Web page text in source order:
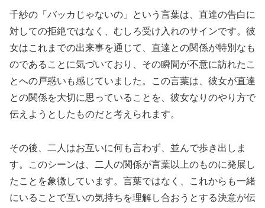
千紗の「バッカじゃないの」という言葉は、直達の告白に
対しての拒絶ではなく、むしろ受け入れのサインです。彼
女はこれまでの出来事を通じて、直達との関係が特別なも
のであることに気づいており、その瞬間が不意に訪れたこ
とへの戸惑いも感じていました。この言葉は、彼女が直達
との関係を大切に思っていることを、彼女なりのやり方で
伝えようとしたものだと考えられます。
その後、二人はお互いに何も言わず、並んで歩き出しま
す。このシーンは、二人の関係が言葉以上のものに発展し
たことを象徴しています。言葉ではなく、これからも一緒
にいることで互いの気持ちを理解し合おうとする決意が伝